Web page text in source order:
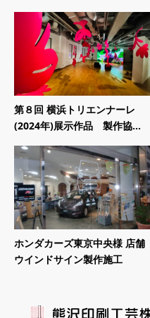
第８回 横浜トリエンナーレ
(2024年)展示作品 製作協...
ホンダカーズ東京中央様 店舗
ウインドサイン製作施工